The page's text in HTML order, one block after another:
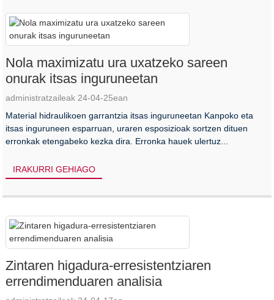
Nola maximizatu ura uxatzeko sareen
onurak itsas inguruneetan
administratzaileak 24-04-25ean
Material hidraulikoen garrantzia itsas inguruneetan Kanpoko eta
itsas inguruneen esparruan, uraren esposizioak sortzen dituen
erronkak etengabeko kezka dira. Erronka hauek ulertuz...
IRAKURRI GEHIAGO
Zintaren higadura-erresistentziaren
errendimenduaren analisia